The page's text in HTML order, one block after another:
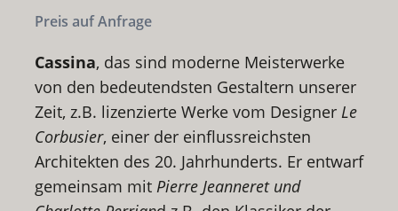
Preis auf Anfrage
Cassina, das sind moderne Meisterwerke
von den bedeutendsten Gestaltern unserer
Zeit, z.B. lizenzierte Werke vom Designer Le
Corbusier, einer der einflussreichsten
Architekten des 20. Jahrhunderts. Er entwarf
gemeinsam mit Pierre Jeanneret und